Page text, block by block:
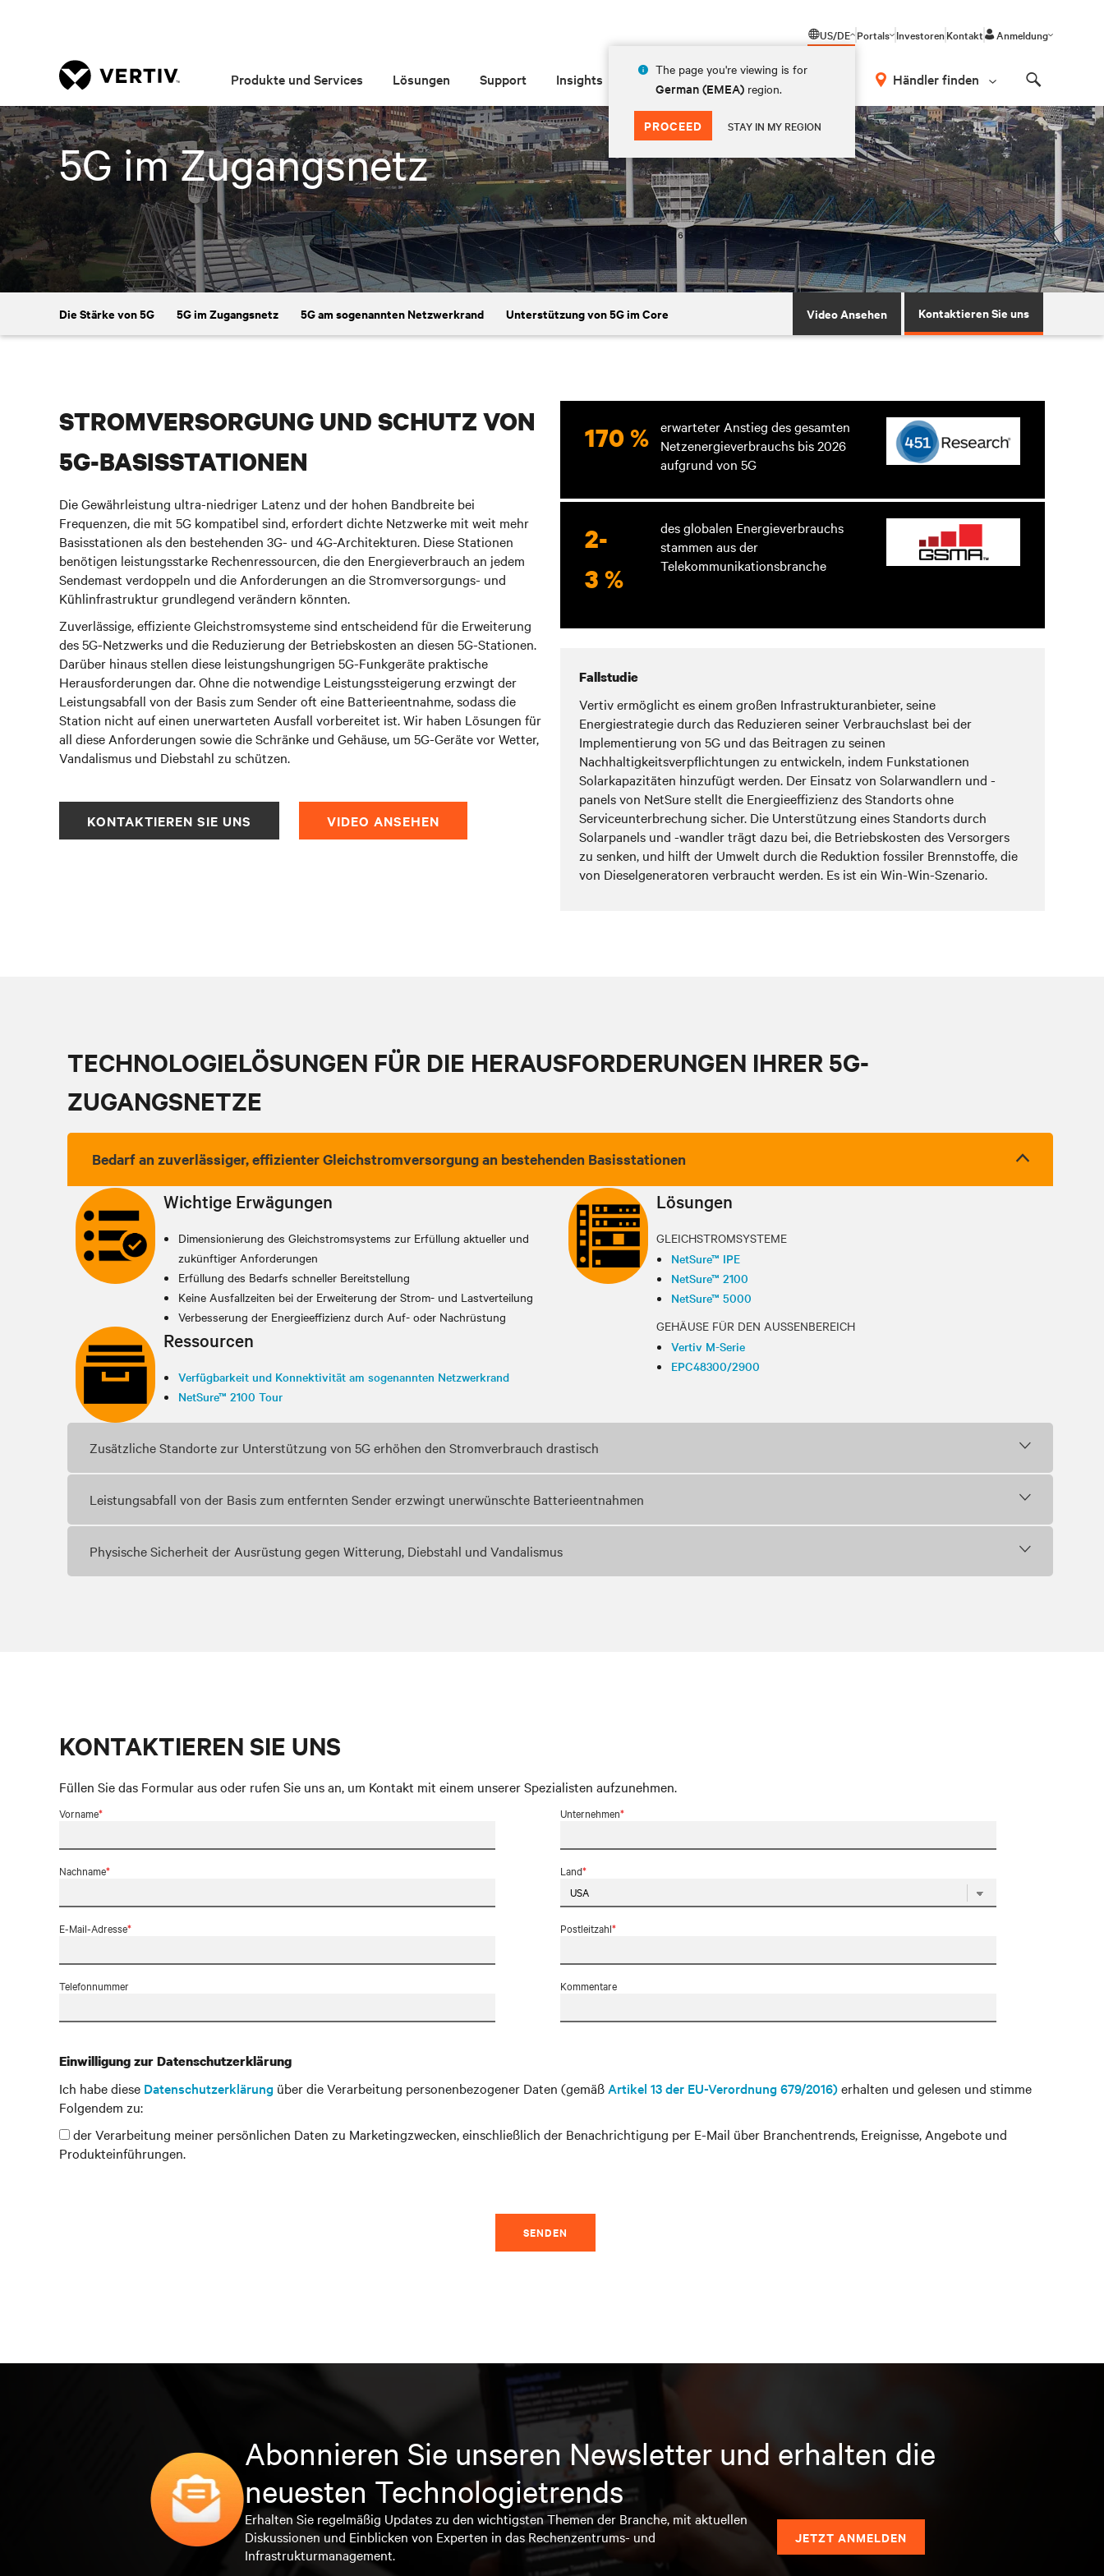
US/DE
The page you're viewing is for
German (EMEA) region.
PROCEED STAY IN MY REGION
Portals InvestorenKontakt Anmeldung
Produkte und Services Lösungen Support Insights Über Vertiv Händler finden
5G im Zugangsnetz
Die Stärke von 5G 5G im Zugangsnetz 5G am sogenannten Netzwerkrand Unterstützung von 5G im Core Video Ansehen Kontaktieren Sie uns
STROMVERSORGUNG UND SCHUTZ VON
5G-BASISSTATIONEN
Die Gewährleistung ultra-niedriger Latenz und der hohen Bandbreite bei
Frequenzen, die mit 5G kompatibel sind, erfordert dichte Netzwerke mit weit mehr
Basisstationen als den bestehenden 3G- und 4G-Architekturen. Diese Stationen
benötigen leistungsstarke Rechenressourcen, die den Energieverbrauch an jedem
Sendemast verdoppeln und die Anforderungen an die Stromversorgungs- und
Kühlinfrastruktur grundlegend verändern könnten.
Zuverlässige, effiziente Gleichstromsysteme sind entscheidend für die Erweiterung
des 5G-Netzwerks und die Reduzierung der Betriebskosten an diesen 5G-Stationen.
Darüber hinaus stellen diese leistungshungrigen 5G-Funkgeräte praktische
Herausforderungen dar. Ohne die notwendige Leistungssteigerung erzwingt der
Leistungsabfall von der Basis zum Sender oft eine Batterieentnahme, sodass die
Station nicht auf einen unerwarteten Ausfall vorbereitet ist. Wir haben Lösungen für
all diese Anforderungen sowie die Schränke und Gehäuse, um 5G-Geräte vor Wetter,
Vandalismus und Diebstahl zu schützen.
KONTAKTIEREN SIE UNS VIDEO ANSEHEN
170 %
erwarteter Anstieg des gesamten
Netzenergieverbrauchs bis 2026
aufgrund von 5G
2-
3 %
des globalen Energieverbrauchs
stammen aus der
Telekommunikationsbranche
Fallstudie
Vertiv ermöglicht es einem großen Infrastrukturanbieter, seine
Energiestrategie durch das Reduzieren seiner Verbrauchslast bei der
Implementierung von 5G und das Beitragen zu seinen
Nachhaltigkeitsverpflichtungen zu entwickeln, indem Funkstationen
Solarkapazitäten hinzufügt werden. Der Einsatz von Solarwandlern und -
panels von NetSure stellt die Energieeffizienz des Standorts ohne
Serviceunterbrechung sicher. Die Unterstützung eines Standorts durch
Solarpanels und -wandler trägt dazu bei, die Betriebskosten des Versorgers
zu senken, und hilft der Umwelt durch die Reduktion fossiler Brennstoffe, die
von Dieselgeneratoren verbraucht werden. Es ist ein Win-Win-Szenario.
TECHNOLOGIELÖSUNGEN FÜR DIE HERAUSFORDERUNGEN IHRER 5G-
ZUGANGSNETZE
Bedarf an zuverlässiger, effizienter Gleichstromversorgung an bestehenden Basisstationen
Wichtige Erwägungen
Dimensionierung des Gleichstromsystems zur Erfüllung aktueller und
zukünftiger Anforderungen
Erfüllung des Bedarfs schneller Bereitstellung
Keine Ausfallzeiten bei der Erweiterung der Strom- und Lastverteilung
Verbesserung der Energieeffizienz durch Auf- oder Nachrüstung
Ressourcen
Verfügbarkeit und Konnektivität am sogenannten Netzwerkrand
NetSure™ 2100 Tour
Lösungen
GLEICHSTROMSYSTEME
NetSure™ IPE
NetSure™ 2100
NetSure™ 5000
GEHÄUSE FÜR DEN AUSSENBEREICH
Vertiv M-Serie
EPC48300/2900
Zusätzliche Standorte zur Unterstützung von 5G erhöhen den Stromverbrauch drastisch
Leistungsabfall von der Basis zum entfernten Sender erzwingt unerwünschte Batterieentnahmen
Physische Sicherheit der Ausrüstung gegen Witterung, Diebstahl und Vandalismus
KONTAKTIEREN SIE UNS
Füllen Sie das Formular aus oder rufen Sie uns an, um Kontakt mit einem unserer Spezialisten aufzunehmen.
Vorname*
Nachname*
E-Mail-Adresse*
Telefonnummer
Unternehmen*
Land*
Postleitzahl*
Kommentare
Einwilligung zur Datenschutzerklärung
Ich habe diese Datenschutzerklärung über die Verarbeitung personenbezogener Daten (gemäß Artikel 13 der EU-Verordnung 679/2016)erhalten und gelesen und stimme
Folgendem zu:
der Verarbeitung meiner persönlichen Daten zu Marketingzwecken, einschließlich der Benachrichtigung per E-Mail über Branchentrends, Ereignisse, Angebote und
Produkteinführungen.
SENDEN
Abonnieren Sie unseren Newsletter und erhalten die
neuesten Technologietrends
Erhalten Sie regelmäßig Updates zu den wichtigsten Themen der Branche, mit aktuellen
Diskussionen und Einblicken von Experten in das Rechenzentrums- und
Infrastrukturmanagement.
JETZT ANMELDEN